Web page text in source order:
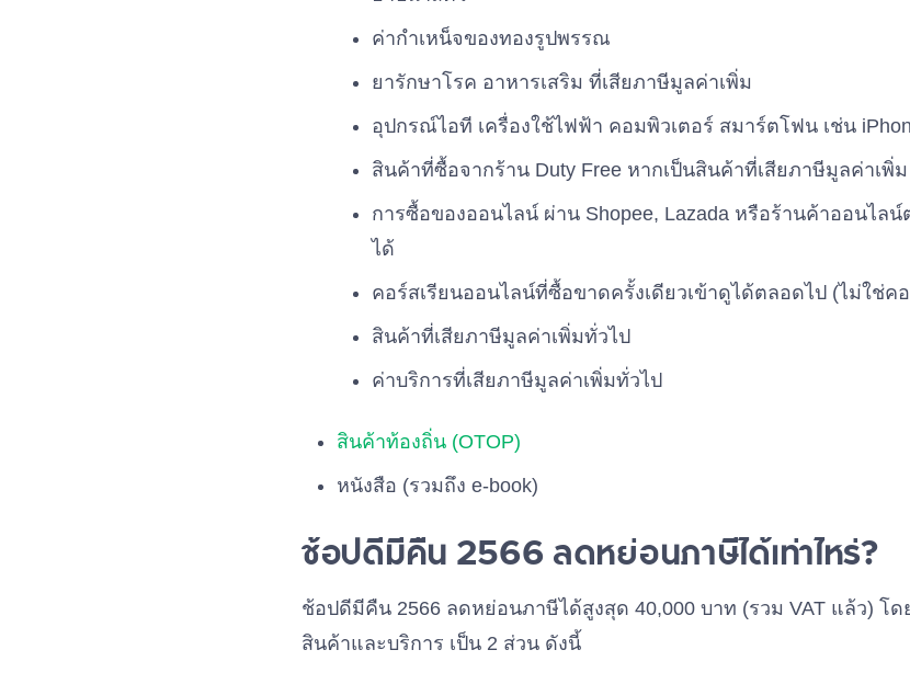
ค่ากำเหน็จของทองรูปพรรณ
ยารักษาโรค อาหารเสริม ที่เสียภาษีมูลค่าเพิ่ม
อุปกรณ์ไอที เครื่องใช้ไฟฟ้า คอมพิวเตอร์ สมาร์ตโฟน เช่น
สินค้าที่ซื้อจากร้าน Duty Free หากเป็นสินค้าที่เสียภาษีมูลค่าเพิ่ม
การซื้อของออนไลน์ ผ่าน Shopee, Lazada หรือร้านค้าออนไล
ได้
คอร์สเรียนออนไลน์ที่ซื้อขาดครั้งเดียวเข้าดูได้ตลอดไป (ไม่ใช่ค
สินค้าที่เสียภาษีมูลค่าเพิ่มทั่วไป
ค่าบริการที่เสียภาษีมูลค่าเพิ่มทั่วไป
สินค้าท้องถิ่น (OTOP)
หนังสือ (รวมถึง e-book)
ช้อปดีมีคืน 2566 ลดหย่อนภาษีได้เท่าไหร่?
ช้อปดีมีคืน 2566 ลดหย่อนภาษีได้สูงสุด 40,000 บาท (รวม VAT แล้ว) โ
สินค้าและบริการ เป็น 2 ส่วน ดังนี้